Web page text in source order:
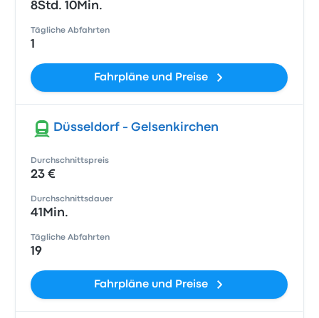
8Std. 10Min.
Tägliche Abfahrten
1
Fahrpläne und Preise
Düsseldorf - Gelsenkirchen
Durchschnittspreis
23 €
Durchschnittsdauer
41Min.
Tägliche Abfahrten
19
Fahrpläne und Preise